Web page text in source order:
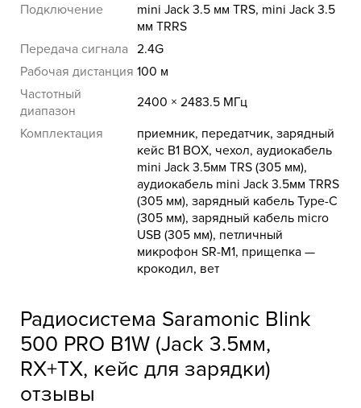
Подключение
mini Jack 3.5 мм TRS, mini Jack 3.5
мм TRRS
Передача сигнала 2.4G
Рабочая дистанция 100 м
Частотный
диапазон
2400 × 2483.5 МГц
Комплектация
приемник, передатчик, зарядный
кейс B1 BOX, чехол, аудиокабель
mini Jack 3.5мм TRS (305 мм),
аудиокабель mini Jack 3.5мм TRRS
(305 мм), зарядный кабель Type-C
(305 мм), зарядный кабель micro
USB (305 мм), петличный
микрофон SR-M1, прищепка —
крокодил, вет
Радиосистема Saramonic Blink
500 PRO B1W (Jack 3.5мм,
RX+TX, кейс для зарядки)
отзывы